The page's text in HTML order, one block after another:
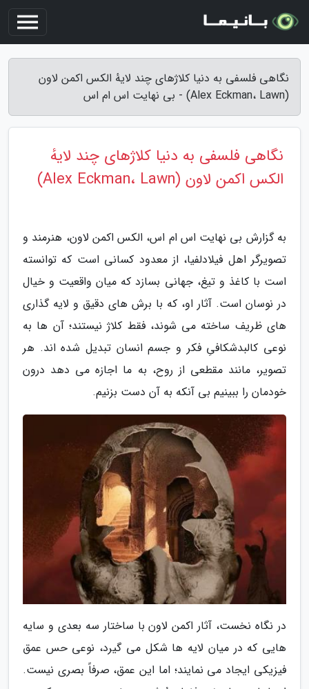
نگاهی فلسفی به دنیا کلاژهای چند لایهٔ الکس اکمن لاون
(Alex Eckman، Lawn) - بی نهایت اس ام اس
نگاهی فلسفی به دنیا کلاژهای چند لایهٔ
الکس اکمن لاون (Alex Eckman، Lawn)
به گزارش بی نهایت اس ام اس، الکس اکمن لاون، هنرمند و
تصویرگر اهل فیلادلفیا، از معدود کسانی است که توانسته
است با کاغذ و تیغ، جهانی بسازد که میان واقعیت و خیال
در نوسان است. آثار او، که با برش های دقیق و لایه گذاری
های ظریف ساخته می شوند، فقط کلاژ نیستند؛ آن ها به
نوعی کالبدشکافیِ فکر و جسم انسان تبدیل شده اند. هر
تصویر، مانند مقطعی از روح، به ما اجازه می دهد درون
خودمان را ببینیم بی آنکه به آن دست بزنیم.
در نگاه نخست، آثار اکمن لاون با ساختار سه بعدی و سایه
هایی که در میان لایه ها شکل می گیرد، نوعی حس عمق
فیزیکی ایجاد می نمایند؛ اما این عمق، صرفاً بصری نیست.